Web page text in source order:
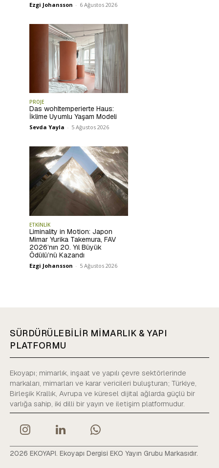
Ezgi Johansson - 6 Ağustos 2026
PROJE
Das wohltemperierte Haus:
İklime Uyumlu Yaşam Modeli
Sevda Yayla - 5 Ağustos 2026
ETKİNLİK
Liminality in Motion: Japon
Mimar Yurika Takemura, FAV
2026’nın 20. Yıl Büyük
Ödülü’nü Kazandı
Ezgi Johansson - 5 Ağustos 2026
SÜRDÜRÜLEBİLİR MİMARLIK & YAPI
PLATFORMU
Ekoyapı; mimarlık, inşaat ve yapılı çevre sektörlerinde
markaları, mimarları ve karar vericileri buluşturan; Türkiye,
Birleşik Krallık, Avrupa ve küresel dijital ağlarda güçlü bir
varlığa sahip, iki dilli bir yayın ve iletişim platformudur.
2026 EKOYAPI. Ekoyapı Dergisi EKO Yayın Grubu Markasıdır.